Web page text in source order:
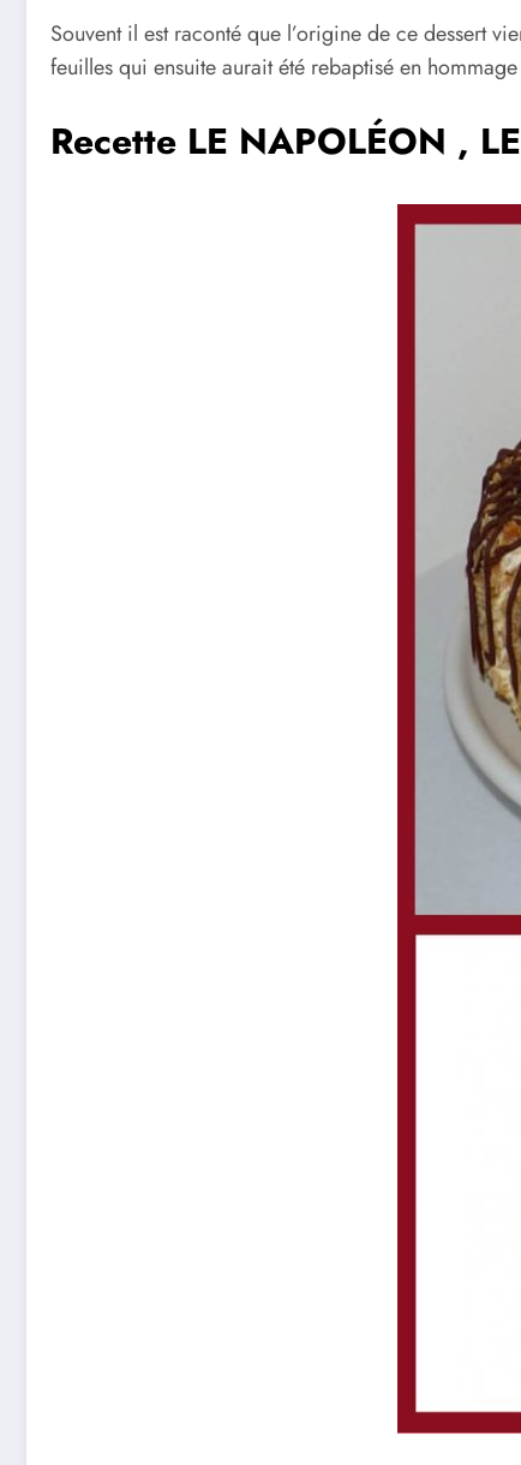
Souvent il est raconté que l’origine de ce dessert
feuilles qui ensuite aurait été rebaptisé en
Recette LE NAPOLÉON ,